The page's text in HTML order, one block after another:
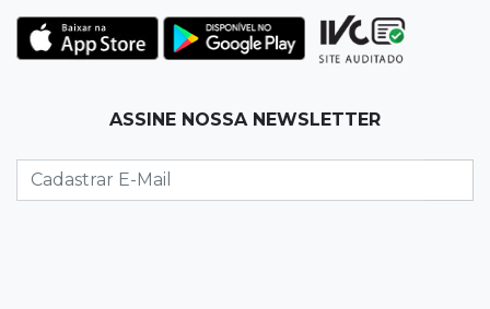
22:42Resumão
Palmeiras e Vasco confirmam vagas nas
Eleitorado aprova teste da urna, mas diz que
colinha será "fundamental"
ASSINE NOSSA NEWSLETTER